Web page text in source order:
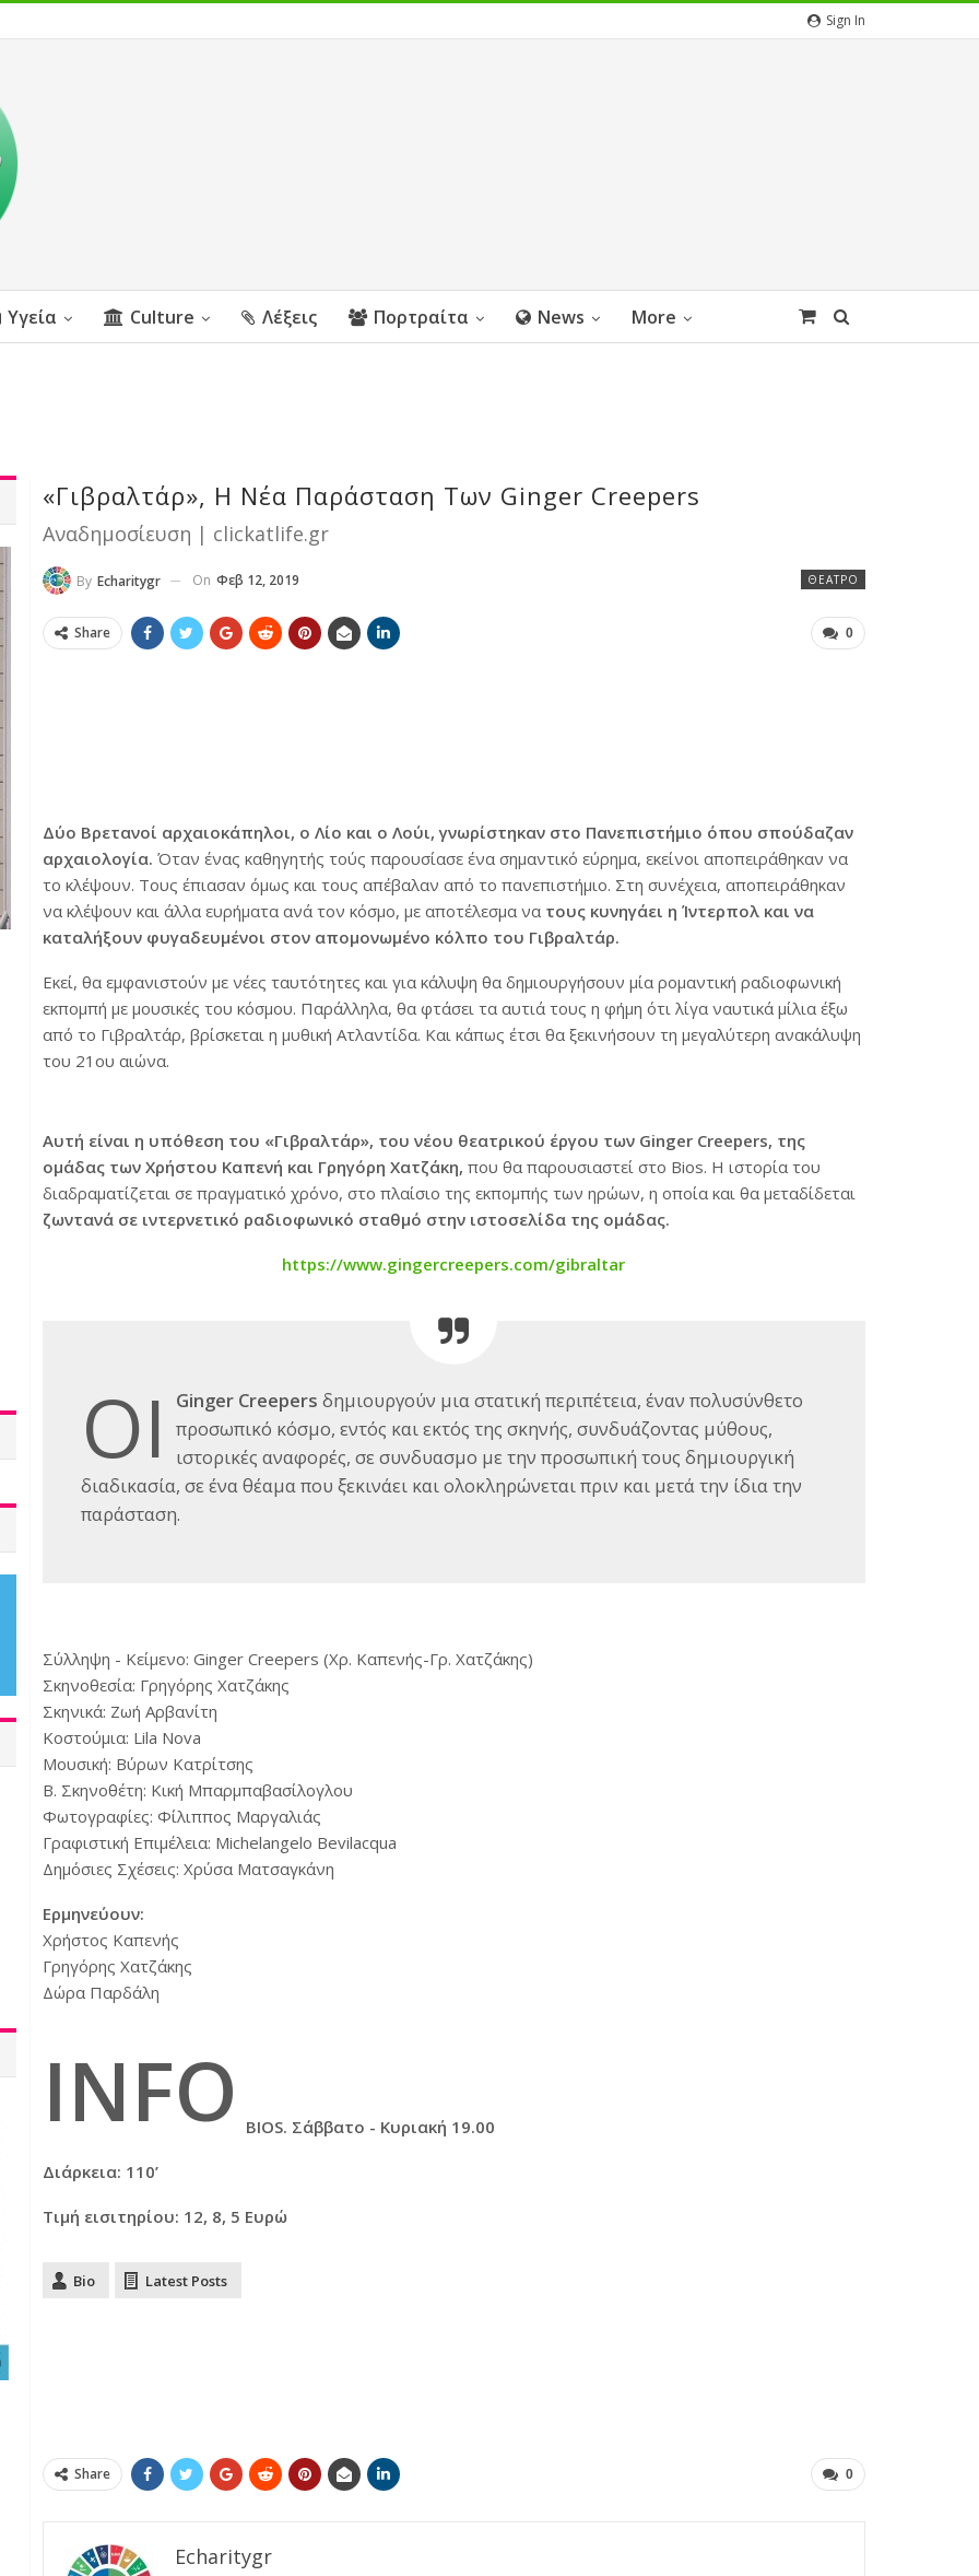
Sign In
Υγεία Culture Λέξεις Πορτραίτα News More
«Γιβραλτάρ», Η Νέα Παράσταση Των Ginger Creepers
Αναδημοσίευση | clickatlife.gr
ΘΈΑΤΡΟ
By Echaritygr On Φεβ 12, 2019
Share 0
Δύο Βρετανοί αρχαιοκάπηλοι, ο Λίο και ο Λούι, γνωρίστηκαν στο Πανεπιστήμιο όπου σπούδαζαν
αρχαιολογία. Όταν ένας καθηγητής τούς παρουσίασε ένα σημαντικό εύρημα, εκείνοι αποπειράθηκαν να
το κλέψουν. Τους έπιασαν όμως και τους απέβαλαν από το πανεπιστήμιο. Στη συνέχεια, αποπειράθηκαν
να κλέψουν και άλλα ευρήματα ανά τον κόσμο, με αποτέλεσμα να τους κυνηγάει η Ίντερπολ και να
καταλήξουν φυγαδευμένοι στον απομονωμένο κόλπο του Γιβραλτάρ.
Εκεί, θα εμφανιστούν με νέες ταυτότητες και για κάλυψη θα δημιουργήσουν μία ρομαντική ραδιοφωνική
εκπομπή με μουσικές του κόσμου. Παράλληλα, θα φτάσει τα αυτιά τους η φήμη ότι λίγα ναυτικά μίλια έξω
από το Γιβραλτάρ, βρίσκεται η μυθική Ατλαντίδα. Και κάπως έτσι θα ξεκινήσουν τη μεγαλύτερη ανακάλυψη
του 21ου αιώνα.
Αυτή είναι η υπόθεση του «Γιβραλτάρ», του νέου θεατρικού έργου των Ginger Creepers, της
ομάδας των Χρήστου Καπενή και Γρηγόρη Χατζάκη, που θα παρουσιαστεί στο Bios. Η ιστορία του
διαδραματίζεται σε πραγματικό χρόνο, στο πλαίσιο της εκπομπής των ηρώων, η οποία και θα μεταδίδεται
ζωντανά σε ιντερνετικό ραδιοφωνικό σταθμό στην ιστοσελίδα της ομάδας.
https://www.gingercreepers.com/gibraltar
ΟΙ Ginger Creepers δημιουργούν μια στατική περιπέτεια, έναν πολυσύνθετο
προσωπικό κόσμο, εντός και εκτός της σκηνής, συνδυάζοντας μύθους,
ιστορικές αναφορές, σε συνδυασμο με την προσωπική τους δημιουργική
διαδικασία, σε ένα θέαμα που ξεκινάει και ολοκληρώνεται πριν και μετά την ίδια την
παράσταση.
Σύλληψη - Κείμενο: Ginger Creepers (Χρ. Καπενής-Γρ. Χατζάκης)
Σκηνοθεσία: Γρηγόρης Χατζάκης
Σκηνικά: Ζωή Αρβανίτη
Κοστούμια: Lila Nova
Μουσική: Βύρων Κατρίτσης
Β. Σκηνοθέτη: Κική Μπαρμπαβασίλογλου
Φωτογραφίες: Φίλιππος Μαργαλιάς
Γραφιστική Επιμέλεια: Michelangelo Bevilacqua
Δημόσιες Σχέσεις: Χρύσα Ματσαγκάνη
Ερμηνεύουν:
Χρήστος Καπενής
Γρηγόρης Χατζάκης
Δώρα Παρδάλη
INFO BIOS. Σάββατο - Κυριακή 19.00
Διάρκεια: 110’
Τιμή εισιτηρίου: 12, 8, 5 Ευρώ
Bio Latest Posts
Share 0
Echaritygr